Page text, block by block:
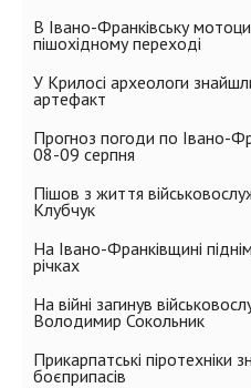
В Івано-Франківську
пішохідному переході
У Крилосі археологи
артефакт
Прогноз погоди по Івано-
08-09 серпня
Пішов з життя
Клубчук
На Івано-Франківщині
річках
На війні загинув
Володимир Сокольник
Прикарпатські
боєприпасів